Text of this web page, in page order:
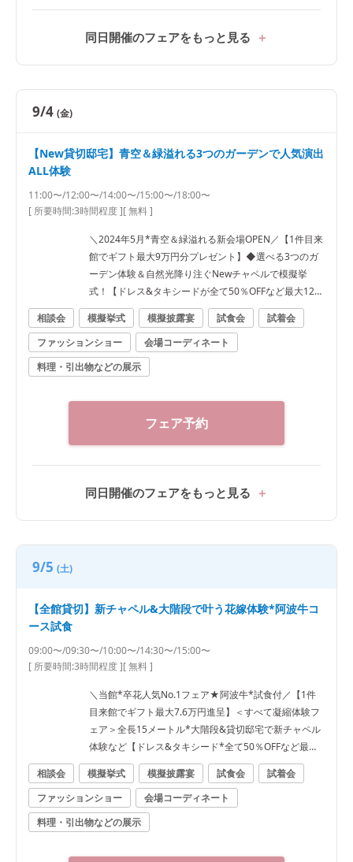
同日開催のフェアをもっと見る
9/4 (金)
【New貸切邸宅】青空＆緑溢れる3つのガーデンで人気演出
ALL体験
11:00〜/12:00〜/14:00〜/15:00〜/18:00〜
[ 所要時間:3時間程度][ 無料 ]
＼2024年5月*青空＆緑溢れる新会場OPEN／【1件目来
館でギフト最大9万円分プレゼント】◆選べる3つのガ
ーデン体験＆自然光降り注ぐNewチャペルで模擬挙
式！【ドレス&タキシードが全て50％OFFなど最大120
万円優待】
相談会 模擬挙式 模擬披露宴 試食会
試着会
ファッションショー
会場コーディネート
料理・引出物などの展示
フェア予約
同日開催のフェアをもっと見る
9/5 (土)
【全館貸切】新チャペル&大階段で叶う花嫁体験*阿波牛コ
ース試食
09:00〜/09:30〜/10:00〜/14:30〜/15:00〜
[ 所要時間:3時間程度][ 無料 ]
＼当館*卒花人気No.1フェア★阿波牛*試食付／【1件
目来館でギフト最大7.6万円進呈】＜すべて凝縮体験フ
ェア＞全長15メートル*大階段&貸切邸宅で新チャペル
体験など【ドレス&タキシード*全て50％OFFなど最大1
20万円優待】
相談会 模擬挙式 模擬披露宴 試食会
試着会
ファッションショー
会場コーディネート
料理・引出物などの展示